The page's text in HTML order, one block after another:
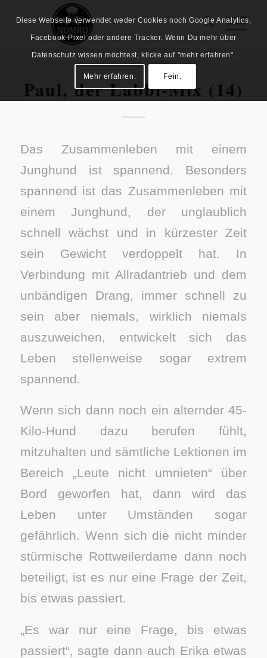
Paul, der Labbi-Mix (14)
Das Zusammenleben mit einem
Junghund ist spannend. Besonders
spannend ist das Zusammenleben mit
einem Junghund, der unglaublich
schnell wächst und in kürzester Zeit
sein Gewicht verdoppelt hat. In
Verbindung mit Allradantrieb und dem
unbändigen Drang, immer schnell zu
sein aber niemals, wirklich niemals
auszuweichen, entwickelt sich das
Leben stellenweise sogar extrem
spannend.
Wenn sich dann noch ein alternder 45-
Kilo-Hund dazu berufen fühlt,
mitzuhalten und sämtliche Lektionen im
Bereich „Leute nicht umnieten“ über
Bord geworfen hat, dann wird das
Leben unter Umständen sogar
gefährlich. Wenn sich die nicht minder
stürmische Rottweilerdame dann noch
beteiligt, ist es nur eine Frage der Zeit,
bis etwas passiert.
„Es war nur eine Frage, bis etwas
passiert“, sagte dann auch Erika etwas
Diese Webseite verwendet weder Cookies noch Google Analytics,
Facebook-Pixel oder andere Tracker. Wenn Du mehr über
Datenschutz wissen möchtest, klicke auf "mehr erfahren".
Mehr erfahren. Fein.